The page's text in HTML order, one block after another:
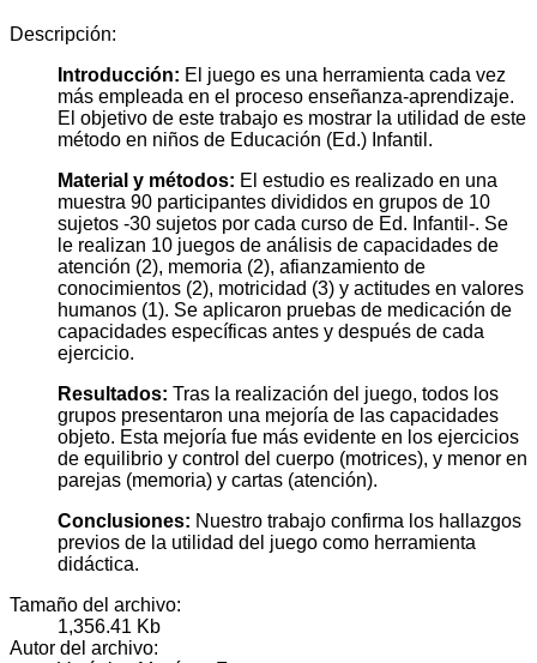
Descripción:
Introducción: El juego es una herramienta cada vez
más empleada en el proceso enseñanza-aprendizaje.
El objetivo de este trabajo es mostrar la utilidad de este
método en niños de Educación (Ed.) Infantil.
Material y métodos: El estudio es realizado en una
muestra 90 participantes divididos en grupos de 10
sujetos -30 sujetos por cada curso de Ed. Infantil-. Se
le realizan 10 juegos de análisis de capacidades de
atención (2), memoria (2), afianzamiento de
conocimientos (2), motricidad (3) y actitudes en valores
humanos (1). Se aplicaron pruebas de medicación de
capacidades específicas antes y después de cada
ejercicio.
Resultados: Tras la realización del juego, todos los
grupos presentaron una mejoría de las capacidades
objeto. Esta mejoría fue más evidente en los ejercicios
de equilibrio y control del cuerpo (motrices), y menor en
parejas (memoria) y cartas (atención).
Conclusiones: Nuestro trabajo confirma los hallazgos
previos de la utilidad del juego como herramienta
didáctica.
Tamaño del archivo:
1,356.41 Kb
Autor del archivo: